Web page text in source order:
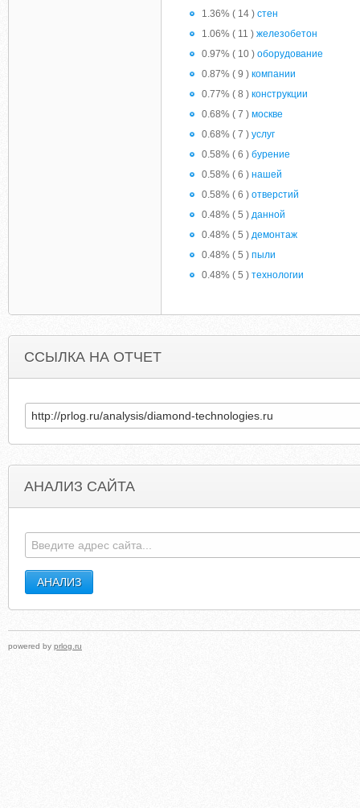
1.36% ( 14 ) стен
1.06% ( 11 ) железобетон
0.97% ( 10 ) оборудование
0.87% ( 9 ) компании
0.77% ( 8 ) конструкции
0.68% ( 7 ) москве
0.68% ( 7 ) услуг
0.58% ( 6 ) бурение
0.58% ( 6 ) нашей
0.58% ( 6 ) отверстий
0.48% ( 5 ) данной
0.48% ( 5 ) демонтаж
0.48% ( 5 ) пыли
0.48% ( 5 ) технологии
ССЫЛКА НА ОТЧЕТ
АНАЛИЗ САЙТА
powered by prlog.ru